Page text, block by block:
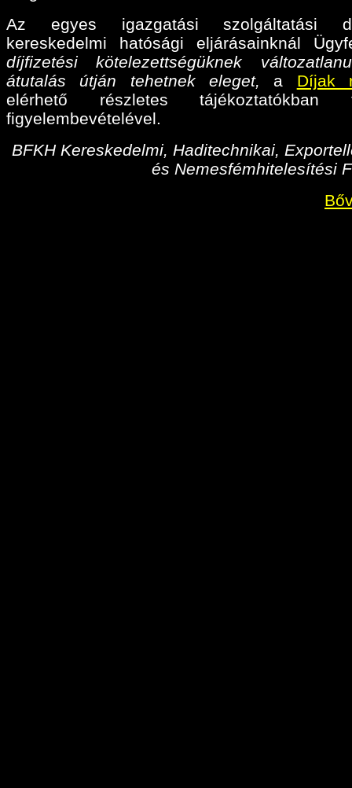
Az egyes igazgatási szolgáltatási
kereskedelmi hatósági eljárásainknál
díjfizetési kötelezettségüknek
átutalás útján tehetnek eleget, a Díjak
elérhető részletes tájékoztatókban
figyelembevételével.
BFKH Kereskedelmi, Haditechnikai,
és Nemesfémhitelesítési